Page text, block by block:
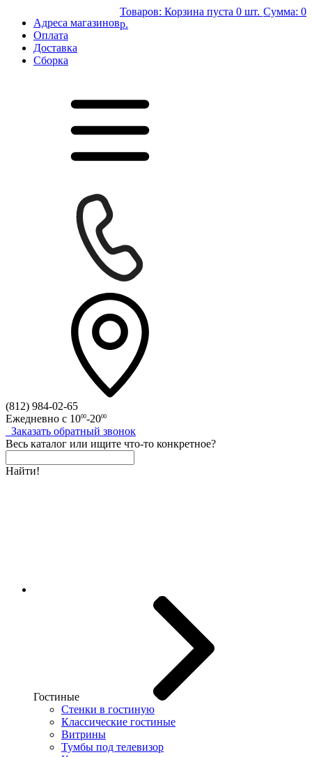
Адреса магазинов
Оплата
Доставка
Сборка
Товаров: Корзина пуста 0 шт. Сумма: 0
р.
(812) 984-02-65
Ежедневно с 1000-2000
Заказать обратный звонок
Весь каталог или ищите что-то конкретное?
Найти!
Гостиные
Стенки в гостиную
Классические гостиные
Витрины
Тумбы под телевизор